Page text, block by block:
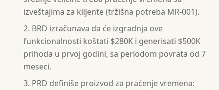
izveštajima za klijente (tržišna potreba MR-001).
BRD izračunava da će izgradnja ove
funkcionalnosti koštati $280K i generisati $500K
prihoda u prvoj godini, sa periodom povrata od 7
meseci.
PRD definiše proizvod za praćenje vremena: